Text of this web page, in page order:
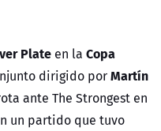
Plate en la Copa
dirigido porMartín
ante The Strongest en
un partido que tuvo